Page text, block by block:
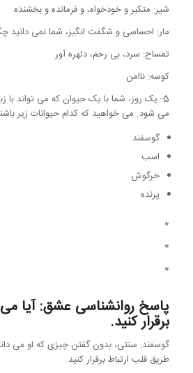
شیر: متکبر و خودخواه، و فرمانده و بخشنده
مار: احساسی و شگفت انگیز، شما نمی دانید
تمساح: سرد، بی رحم، دلهره آور
کوسه: ناامن
5- یک روز، شما با یک حیوان که می تواند با
می شود. می خواهید که کدام حیوانات زیر
گوسفند
اسب
خرگوش
پرنده
*
*
*
پاسخ روانشناسی عشق: آیا می
برقرار کنید.
گوسفند: سنتی، بدون گفتن چیزی که او می
طریق قلب ارتباط برقرار کنید.